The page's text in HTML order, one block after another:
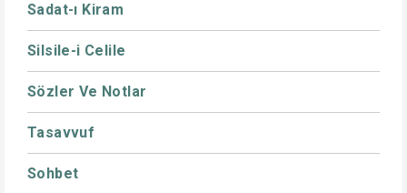
Sadat-ı Kiram
Silsile-i Celile
Sözler Ve Notlar
Tasavvuf
Sohbet